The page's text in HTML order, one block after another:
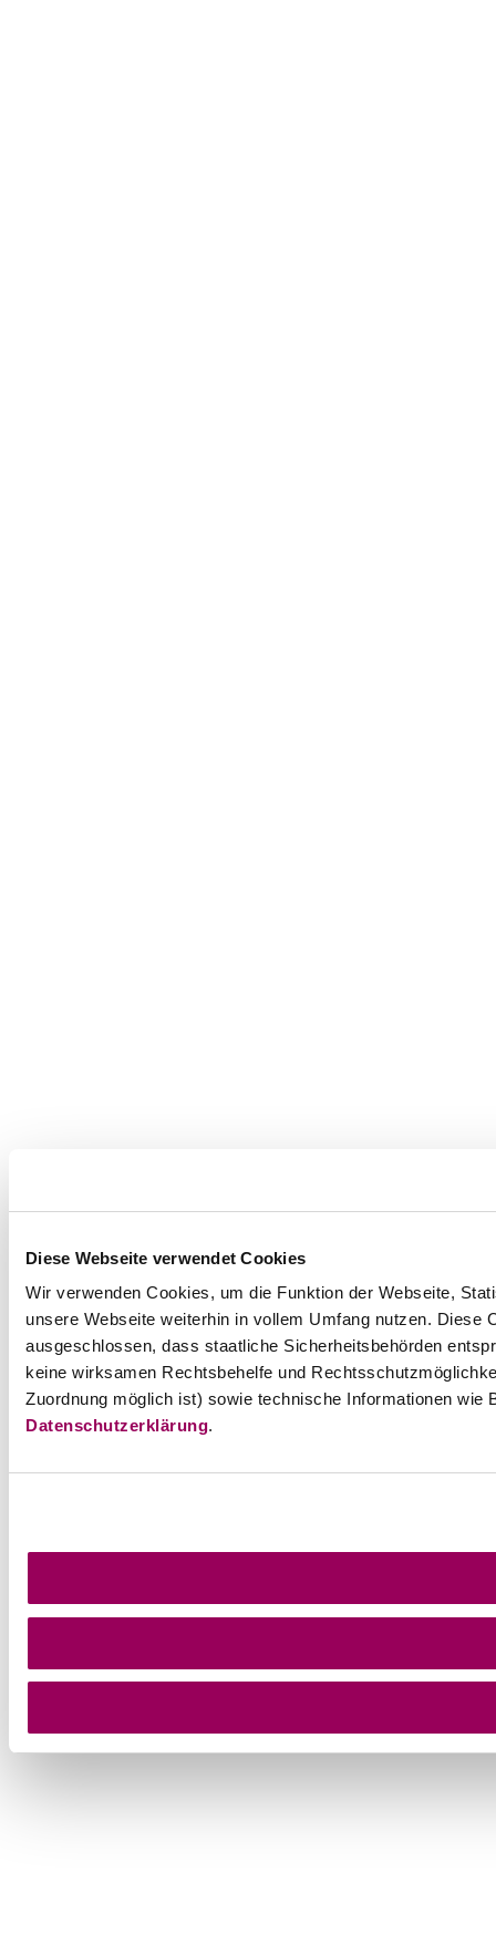
Diese Webseite verwendet Cookies
Wir verwenden Cookies, um die Funktion der Webseite,
unsere Webseite weiterhin in vollem Umfang nutzen.
ausgeschlossen, dass staatliche Sicherheitsbehörden
keine wirksamen Rechtsbehelfe und
Zuordnung möglich ist) sowie technische Informationen
Datenschutzerklärung.